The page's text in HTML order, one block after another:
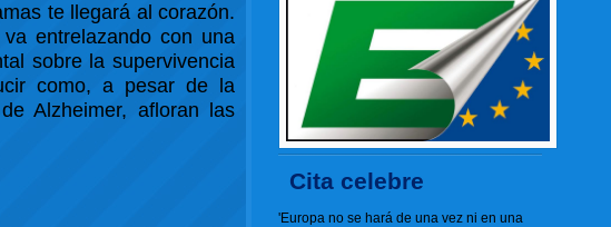
Cita celebre
'Europa no se hará de una vez ni en una
te llegará al corazón.
entrelazando con una
sobre la supervivencia
como, a pesar de la
Alzheimer, afloran las